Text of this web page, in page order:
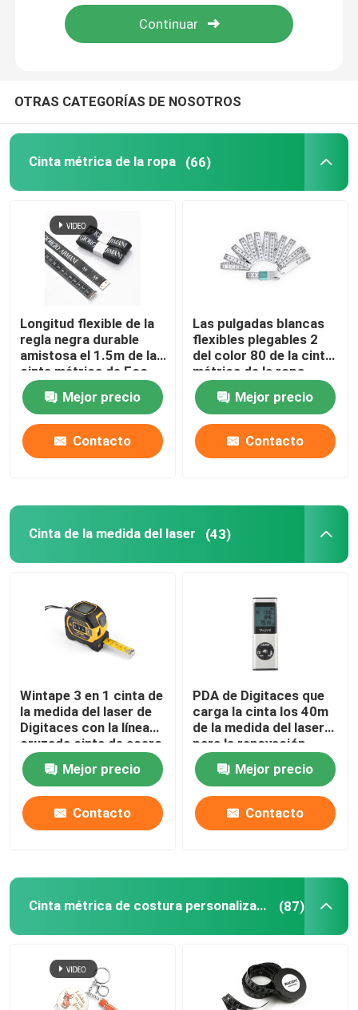
Viaje de la fábrica
Control de calidad
Cinta métrica de la ropa
Cinta de la medida del laser
Cinta métrica de costura personalizada
Cinta métrica del diámetro
Cinta métrica animal del peso
Mediados de cinta de la circunferencia del brazo
Cinta métrica de papel
cinta métrica de acero
Cinta métrica de la encuesta
rueda de medición de la distancia
OTRAS CATEGORÍAS DE NOSOTROS
Cinta métrica de la ropa (66)
Longitud flexible de la
regla negra durable
amistosa el 1.5m de la
cinta métrica de Eco
Mejor precio
Contacto
Las pulgadas blancas
flexibles plegables 2
del color 80 de la cinta
métrica de la ropa
miden longitud
Mejor precio
Contacto
Cinta de la medida del laser (43)
Wintape 3 en 1 cinta de
la medida del laser de
Digitaces con la línea
cruzada cinta de acero
tradicional del laser
Mejor precio
Contacto
PDA de Digitaces que
carga la cinta los 40m
de la medida del laser
para la renovación
casera interior
Mejor precio
Contacto
Cinta métrica de costura personalizada (87)